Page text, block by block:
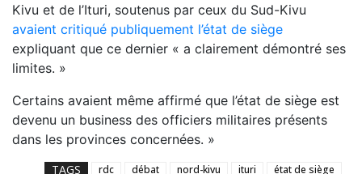
Kivu et de l’Ituri, soutenus par ceux du Sud-Kivu
avaient critiqué publiquement l’état de siège
expliquant que ce dernier « a clairement démontré ses
limites. »
Certains avaient même affirmé que l’état de siège est
devenu un business des officiers militaires présents
dans les provinces concernées. »
TAGS rdc débat nord-kivu ituri état de siège